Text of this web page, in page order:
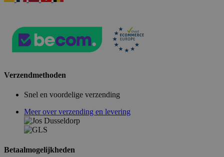
Verzendmethoden
Snel en voordelige verzending
Meer over verzending en levering
Betaalmogelijkheden